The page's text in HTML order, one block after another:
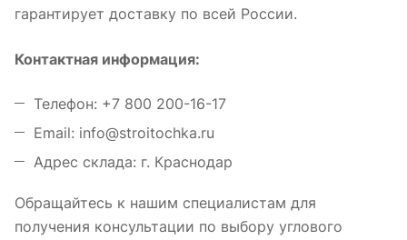
гарантирует доставку по всей России.
Контактная информация:
Телефон: +7 800 200-16-17
Email: info@stroitochka.ru
Адрес склада: г. Краснодар
Обращайтесь к нашим специалистам для
получения консультации по выбору углового